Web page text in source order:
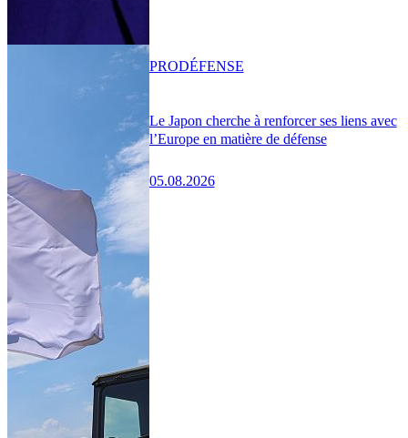
Le Japon cherche à renforcer ses liens avec
l’Europe en matière de défense
05.08.2026
PRODÉFENSE